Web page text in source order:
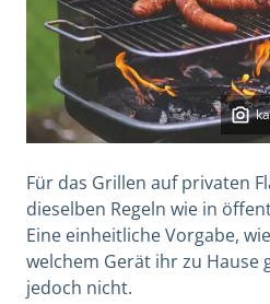
Für das Grillen auf privaten
dieselben Regeln wie in
Eine einheitliche Vorgabe,
welchem Gerät ihr zu Hause
jedoch nicht.